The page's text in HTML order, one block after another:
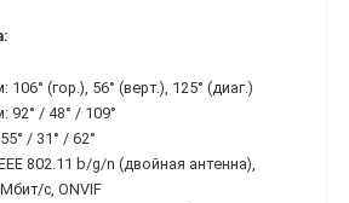
106° (гор.), 56° (верт.), 125° (диаг.)
92° / 48° / 109°
/ 31° / 62°
802.11 b/g/n (двойная антенна),
с, ONVIF